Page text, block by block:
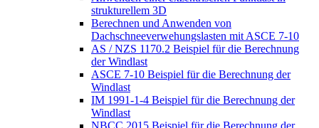
strukturellem 3D
Berechnen und Anwenden von
Dachschneeverwehungslasten mit ASCE 7-10
AS / NZS 1170.2 Beispiel für die Berechnung
der Windlast
ASCE 7-10 Beispiel für die Berechnung der
Windlast
IM 1991-1-4 Beispiel für die Berechnung der
Windlast